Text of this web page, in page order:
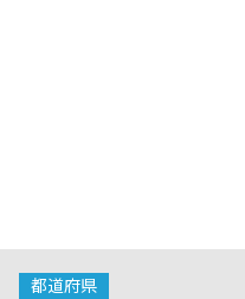
都道府県